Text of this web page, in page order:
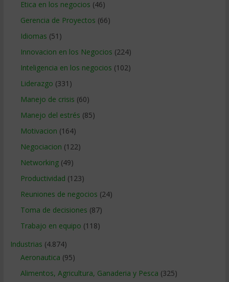
Etica en los negocios (46)
Gerencia de Proyectos (66)
Idiomas (51)
Innovacion en los Negocios (224)
Inteligencia en los negocios (102)
Liderazgo (331)
Manejo de crisis (60)
Manejo del estrés (85)
Motivacion (164)
Negociacion (122)
Networking(49)
Productividad (123)
Reuniones de negocios (24)
Toma de decisiones (87)
Trabajo en equipo (118)
Industrias (4.874)
Aeronautica (95)
Alimentos, Agricultura, Ganaderia y Pesca (325)